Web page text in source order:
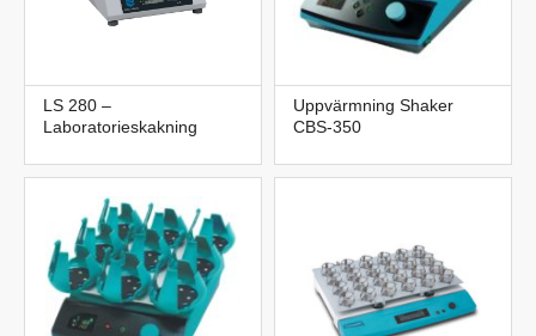
LS 280 –
Laboratorieskakning
Uppvärmning Shaker
CBS-350